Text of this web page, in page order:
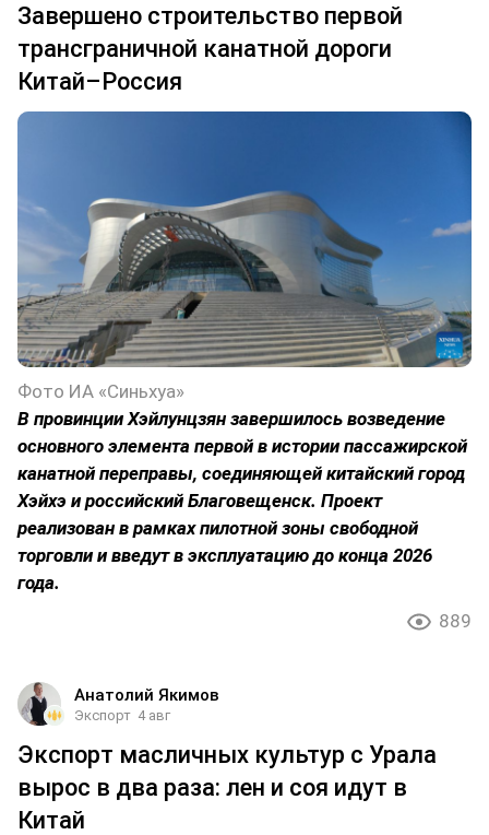
Завершено строительство первой
трансграничной канатной дороги
Китай–Россия
Фото ИА «Синьхуа»
В провинции Хэйлунцзян завершилось возведение
основного элемента первой в истории пассажирской
канатной переправы, соединяющей китайский город
Хэйхэ и российский Благовещенск. Проект
реализован в рамках пилотной зоны свободной
торговли и введут в эксплуатацию до конца 2026
года.
889
Анатолий Якимов
Экспорт 4 авг
Экспорт масличных культур с Урала
вырос в два раза: лен и соя идут в
Китай